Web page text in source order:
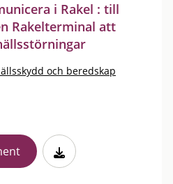
i Rakel : till
Rakelterminal att
och beredskap